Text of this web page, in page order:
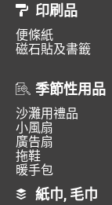
印刷品
便條紙
磁石貼及書籤
季節性用品
沙灘用禮品
小風扇
廣告扇
拖鞋
暖手包
紙巾, 毛巾